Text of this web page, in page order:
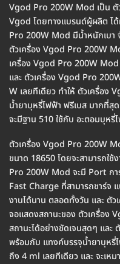
Vgod Pro 200W Mod เป็น
Vgod โดยทางแบรนด์ผู้ผลิต ไ
Pro 200W Mod มีน้ำหนักเบา
ตัวเครื่อง Vgod Pro 200W
เครื่อง Vgod Pro 200W
และ ตัวเครื่อง Vgod Pro
W เลยทีเดียว ทำให้ ตัวเครื่อง
น้ำยาบุหรี่ไฟฟ้า ฟรีเบส มากที่
จะมีฐาน 510 ใช้กับ อะตอมบุหรี่
ตัวเครื่อง Vgod Pro 200W
ขนาด 18650 โดยจะสามารถใ
Pro 200W Mod จะมี Port กา
Fast Charge ที่สามารถชาร์จ
งานได้นาน ตลอดทั้งวัน และ ตั
จอแสดงสถานะของ ตัวเครื่อง
สถานะได้อย่างชัดเจนสุดๆ และ
พร้อมกับ แทงค์บรรจุน้ำยาบุหรี่
ถึง 4 ml เลยทีเดียว และ จะเหม